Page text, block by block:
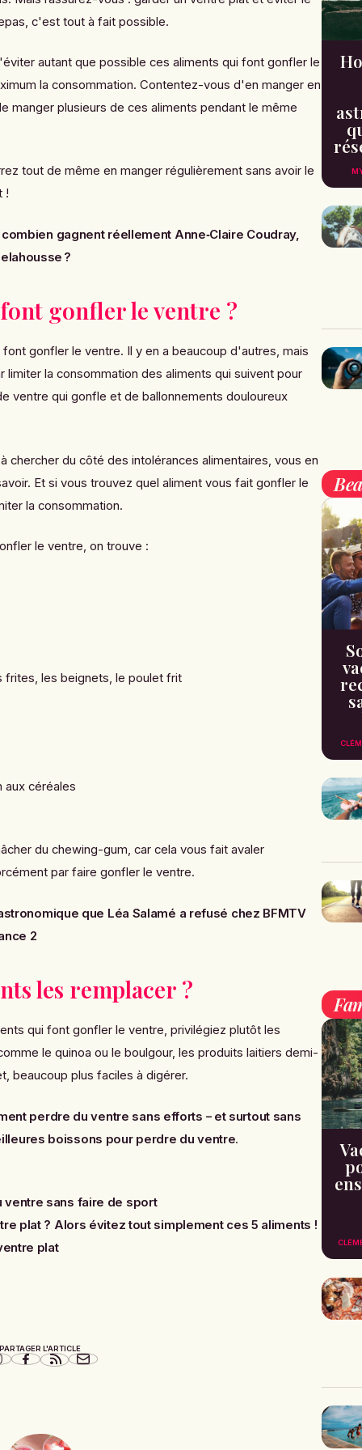
c'est tout à fait possible.
autant que possible ces aliments qui font gonfler le
la consommation. Contentez-vous d'en manger en
manger plusieurs de ces aliments pendant le même
tout de même en manger régulièrement sans avoir le
!
gagnent réellement Anne‑Claire Coudray,
?
gonfler le ventre ?
gonfler le ventre. Il y en a beaucoup d'autres, mais
limiter la consommation des aliments qui suivent pour
ventre qui gonfle et de ballonnements douloureux
chercher du côté des intolérances alimentaires, vous en
Et si vous trouvez quel aliment vous fait gonfler le
la consommation.
le ventre, on trouve :
les beignets, le poulet frit
aux céréales
du chewing-gum, car cela vous fait avaler
par faire gonfler le ventre.
que Léa Salamé a refusé chez BFMTV
2
les remplacer ?
qui font gonfler le ventre, privilégiez plutôt les
le quinoa ou le boulgour, les produits laitiers demi-
beaucoup plus faciles à digérer.
perdre du ventre sans efforts – et surtout sans
boissons pour perdre du ventre.
ventre sans faire de sport
plat ? Alors évitez tout simplement ces 5 aliments !
plat
PARTAGER L'ARTICLE